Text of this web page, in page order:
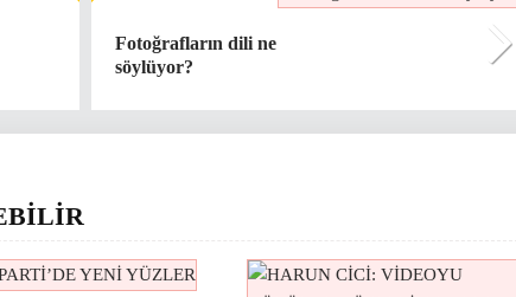
Fotoğrafların dili ne
söylüyor?